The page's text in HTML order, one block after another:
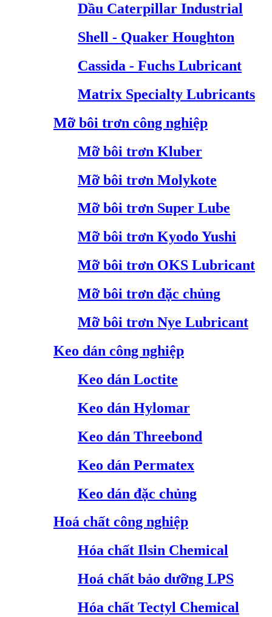
Dầu Caterpillar Industrial
Shell - Quaker Houghton
Cassida - Fuchs Lubricant
Matrix Specialty Lubricants
Mỡ bôi trơn công nghiệp
Mỡ bôi trơn Kluber
Mỡ bôi trơn Molykote
Mỡ bôi trơn Super Lube
Mỡ bôi trơn Kyodo Yushi
Mỡ bôi trơn OKS Lubricant
Mỡ bôi trơn đặc chủng
Mỡ bôi trơn Nye Lubricant
Keo dán công nghiệp
Keo dán Loctite
Keo dán Hylomar
Keo dán Threebond
Keo dán Permatex
Keo dán đặc chủng
Hoá chất công nghiệp
Hóa chất Ilsin Chemical
Hoá chất bảo dưỡng LPS
Hóa chất Tectyl Chemical